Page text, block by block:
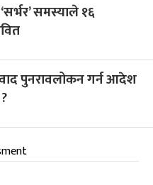
‘सर्भर’ समस्याले १६
पुनरावलोकन गर्न आदेश